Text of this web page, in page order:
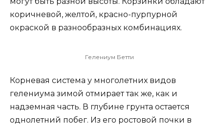
коричневой, желтой, красно-пурпурной
окраской в разнообразных комбинациях.
Гелениум Бетти
Корневая система у многолетних видов
гелениума зимой отмирает так же, как и
надземная часть. В глубине грунта остается
однолетний побег. Из его ростовой почки в